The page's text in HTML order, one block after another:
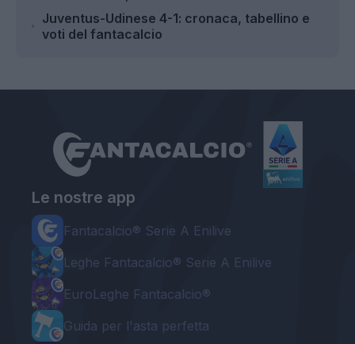
Juventus-Udinese 4-1: cronaca, tabellino e
voti del fantacalcio
Le nostre app
Fantacalcio® Serie A Enilive
Leghe Fantacalcio® Serie A Enilive
EuroLeghe Fantacalcio®
Guida per l'asta perfetta